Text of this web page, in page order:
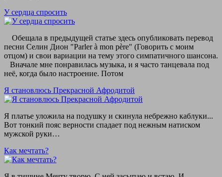
У сердца спросить
Обещала в предыдущей статье здесь опубликовать перевод
песни Селин Дион "Parler à mon père" (Говорить с моим
отцом) и свои вариации на тему этого симпатичного шансона.
Вначале мне понравилась музыка, и я часто танцевала под
неё, когда было настроение. Потом
Я становлюсь Прекрасной Афродитой
Я платье уложила на подушку и скинула небрежно каблуки...
Вот тонкий пояс верности спадает под нежным натиском
мужской руки…
Как мечтать?